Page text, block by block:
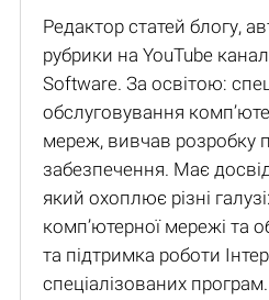
Редактор статей блогу,
рубрики на YouTube
Software. За освітою:
обслуговування
мереж, вивчав розробку
забезпечення. Має
який охоплює різні
комп’ютерної мережі та
та підтримка роботи
спеціалізованих